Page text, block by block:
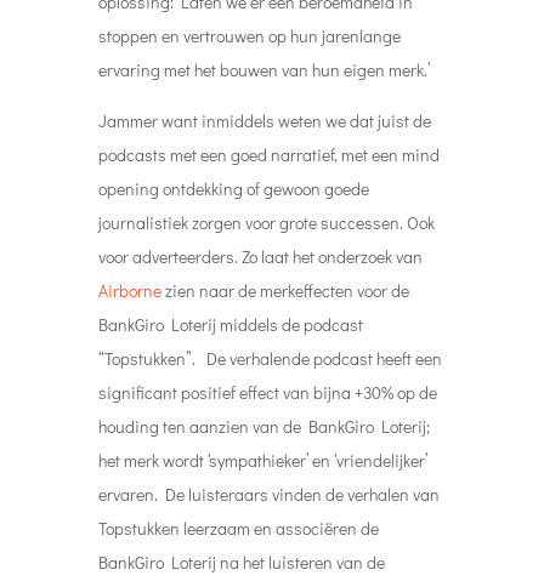
stoppen en vertrouwen op hun jarenlange
ervaring met het bouwen van hun eigen merk.’
Jammer want inmiddels weten we dat juist de
podcasts met een goed narratief, met een mind
opening ontdekking of gewoon goede
journalistiek zorgen voor grote successen. Ook
voor adverteerders. Zo laat het onderzoek van
Airbornezien naar de merkeffecten voor de
BankGiro Loterij middels de podcast
“Topstukken”. De verhalende podcast heeft een
significant positief effect van bijna +30% op de
houding ten aanzien van de BankGiro Loterij;
het merk wordt ‘sympathieker’ en ‘vriendelijker’
ervaren. De luisteraars vinden de verhalen van
Topstukken leerzaam en associëren de
BankGiro Loterij na het luisteren van de